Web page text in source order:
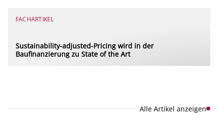
FACHARTIKEL
Sustainability-adjusted-Pricing wird in der
Baufinanzierung zu State of the Art
Alle Artikel anzeigen